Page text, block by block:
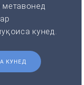
кунед.
КУНЕД